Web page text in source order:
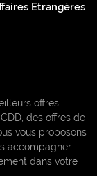
Etrangères
offres
des offres de
vous proposons
accompagner
dans votre